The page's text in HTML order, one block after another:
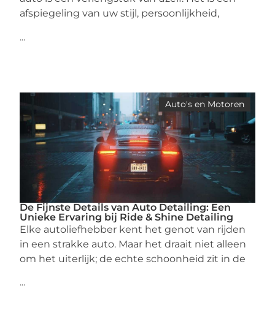
afspiegeling van uw stijl, persoonlijkheid,
...
Auto's en Motoren
De Fijnste Details van Auto Detailing: Een
Unieke Ervaring bij Ride & Shine Detailing
Elke autoliefhebber kent het genot van rijden
in een strakke auto. Maar het draait niet alleen
om het uiterlijk; de echte schoonheid zit in de
...